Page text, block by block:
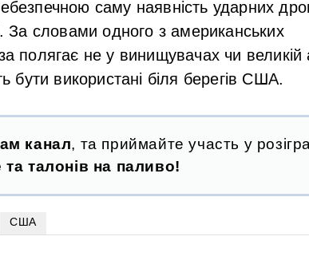
саму наявність ударних
За словами одного з американських
полягає не у винищувачах чи великій
бути використані біля берегів США.
канал, та приймайте участь у
талонів на паливо!
США